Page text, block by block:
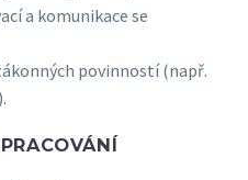
a komunikace se
povinností (např.